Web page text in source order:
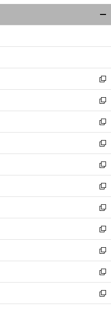
ウ
ィ
ン
ウ
開
く
新
し
い
ウ
ィ
ン
ド
ウ
で
開
く
新
し
い
ウ
ィ
ン
ド
ウ
で
開
く
新
し
い
ウ
ィ
ン
ド
ウ
で
開
く
新
し
い
ウ
ィ
ン
ド
ウ
で
開
く
新
し
い
ウ
ィ
ン
ド
ウ
で
開
く
新
し
い
ウ
ィ
ン
ド
ウ
で
開
く
新
し
い
ウ
ィ
ン
ド
ウ
で
開
新
し
い
ウ
ィ
ン
ド
ウ
新
し
い
ウ
ィ
ン
新
し
い
ウ
新
し